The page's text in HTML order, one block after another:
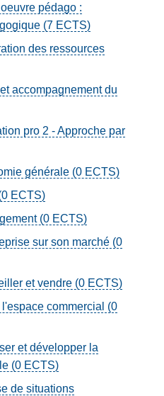
pédago :
(7 ECTS)
des ressources
accompagnement du
pro 2 - Approche par
générale (0 ECTS)
ECTS)
(0 ECTS)
sur son marché (0
et vendre (0 ECTS)
commercial (0
et développer la
(0 ECTS)
de situations